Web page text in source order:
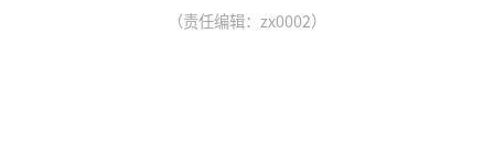
（责任编辑：zx0002）